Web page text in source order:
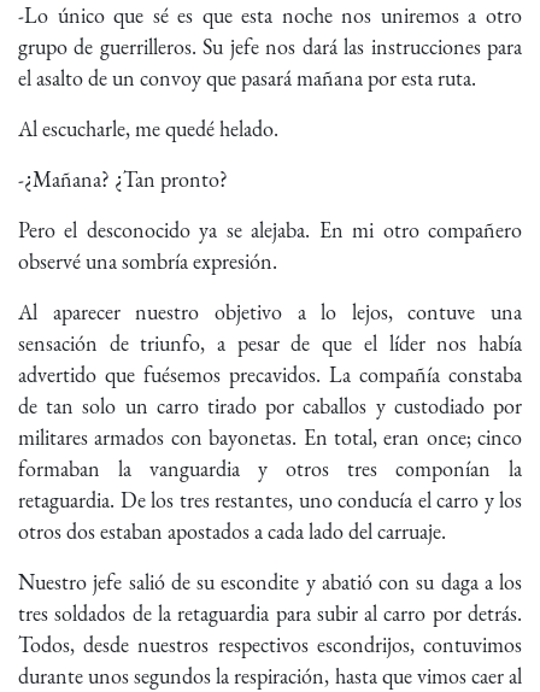
-Lo único que sé es que esta noche nos uniremos a otro
grupo de guerrilleros. Su jefe nos dará las instrucciones para
el asalto de un convoy que pasará mañana por esta ruta.
Al escucharle, me quedé helado.
-¿Mañana? ¿Tan pronto?
Pero el desconocido ya se alejaba. En mi otro compañero
observé una sombría expresión.
Al aparecer nuestro objetivo a lo lejos, contuve una
sensación de triunfo, a pesar de que el líder nos había
advertido que fuésemos precavidos. La compañía constaba
de tan solo un carro tirado por caballos y custodiado por
militares armados con bayonetas. En total, eran once; cinco
formaban la vanguardia y otros tres componían la
retaguardia. De los tres restantes, uno conducía el carro y los
otros dos estaban apostados a cada lado del carruaje.
Nuestro jefe salió de su escondite y abatió con su daga a los
tres soldados de la retaguardia para subir al carro por detrás.
Todos, desde nuestros respectivos escondrijos, contuvimos
durante unos segundos la respiración, hasta que vimos caer al